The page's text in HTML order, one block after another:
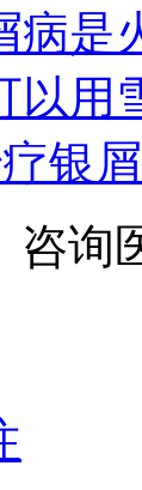
病是
以用
银
咨询